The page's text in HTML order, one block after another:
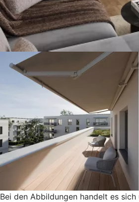
Bei den Abbildungen handelt es